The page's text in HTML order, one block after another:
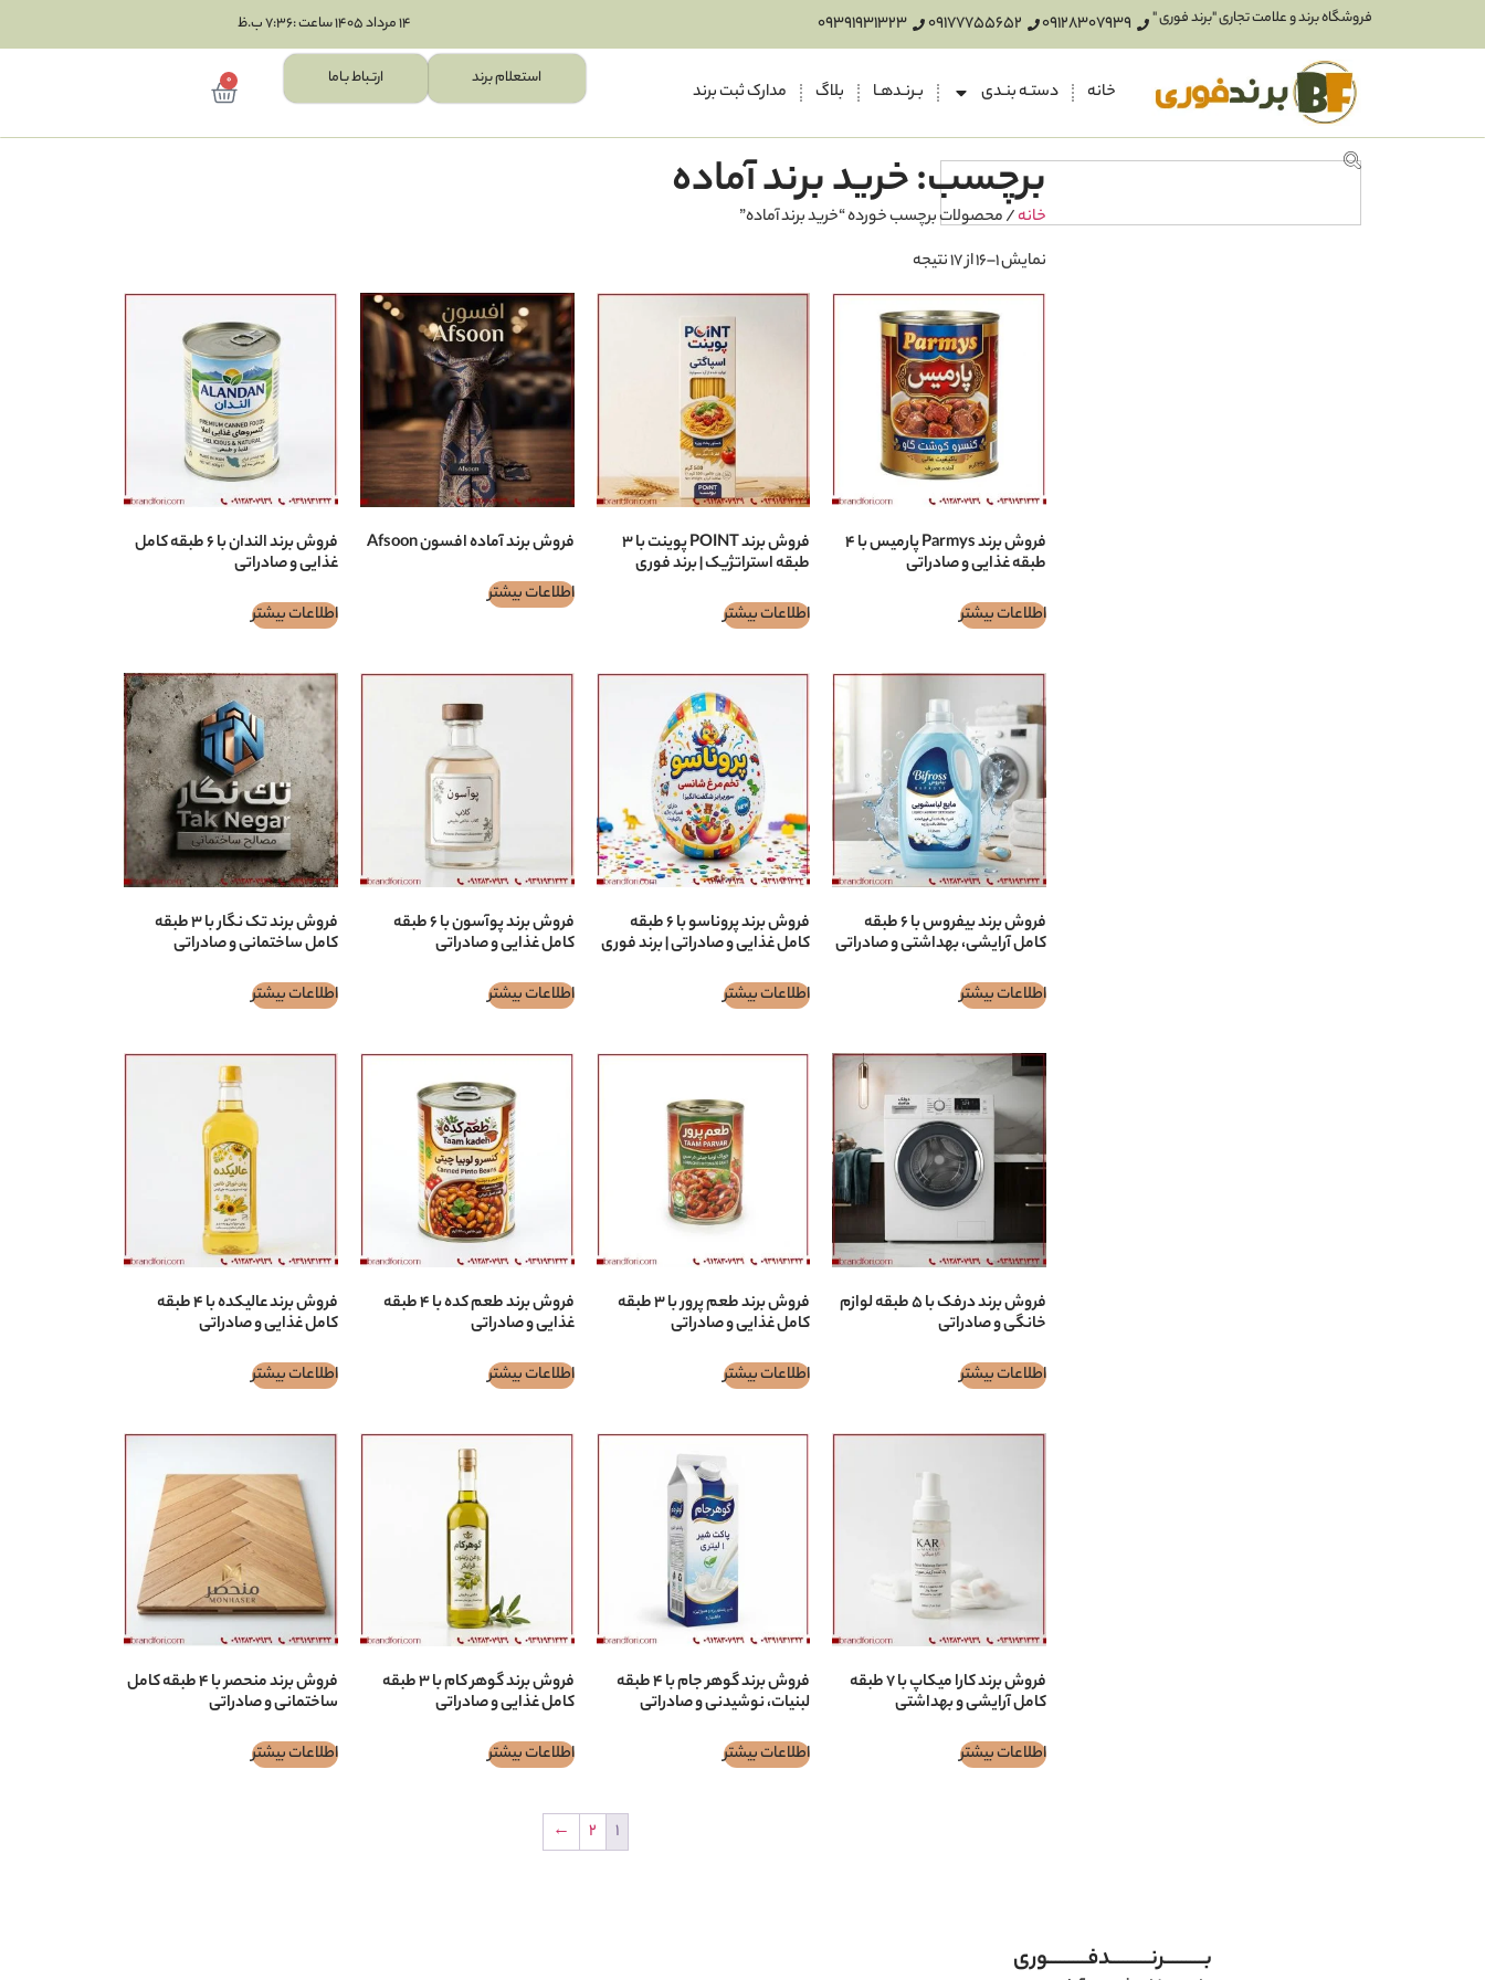
فروشگاه برند و علامت تجاری "برند فوری " 09128307939
09177755652
09391931323 14 مرداد 1405 ساعت :7:36 ب.ظ
خانه دستـه بنـدی بـرنـدهـا بلاگ مدارک ثبت برند
استعلام برند ارتـباط بـاما 0
برچسب: خرید برند آماده
خانه/ محصولات برچسب خورده “خرید برند آماده”
نمایش 1–16 از 17 نتیجه
فروش برند Parmys پارمیس با ۴
طبقه غذایی و صادراتی
اطلاعات بیشتر
فروش برند POINT پوينت با ۳
طبقه استراتژیک | برند فوری
اطلاعات بیشتر
فروش برند آماده افسون Afsoon
اطلاعات بیشتر
فروش برند الندان با ۶ طبقه کامل
غذایی و صادراتی
اطلاعات بیشتر
فروش برند بيفروس با ۶ طبقه
کامل آرایشی، بهداشتی و صادراتی
اطلاعات بیشتر
فروش برند پروناسو با ۶ طبقه
کامل غذایی و صادراتی | برند فوری
اطلاعات بیشتر
فروش برند پوآسون با ۶ طبقه
کامل غذایی و صادراتی
اطلاعات بیشتر
فروش برند تک نگار با ۳ طبقه
کامل ساختمانی و صادراتی
اطلاعات بیشتر
فروش برند درفک با ۵ طبقه لوازم
خانگی و صادراتی
اطلاعات بیشتر
فروش برند طعم پرور با ۳ طبقه
کامل غذایی و صادراتی
اطلاعات بیشتر
فروش برند طعم كده با ۴ طبقه
غذایی و صادراتی
اطلاعات بیشتر
فروش برند عالیکده با ۴ طبقه
کامل غذایی و صادراتی
اطلاعات بیشتر
فروش برند کارا ميكاپ با ۷ طبقه
کامل آرایشی و بهداشتی
اطلاعات بیشتر
فروش برند گوهر جام با ۴ طبقه
لبنیات، نوشیدنی و صادراتی
اطلاعات بیشتر
فروش برند گوهر كام با ۳ طبقه
کامل غذایی و صادراتی
اطلاعات بیشتر
فروش برند منحصر با ۴ طبقه کامل
ساختمانی و صادراتی
اطلاعات بیشتر
1
2
←
بـــــــــرنـــــــــدفـــــــــوری